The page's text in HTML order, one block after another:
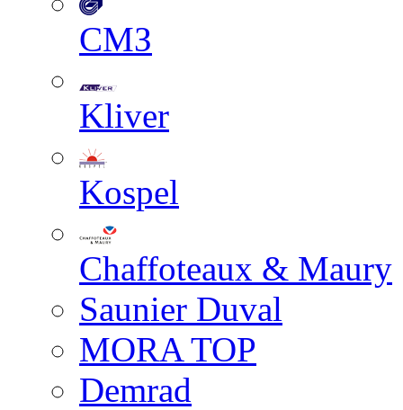
СМЗ
Kliver
Kospel
Chaffoteaux & Maury
Saunier Duval
MORA TOP
Demrad